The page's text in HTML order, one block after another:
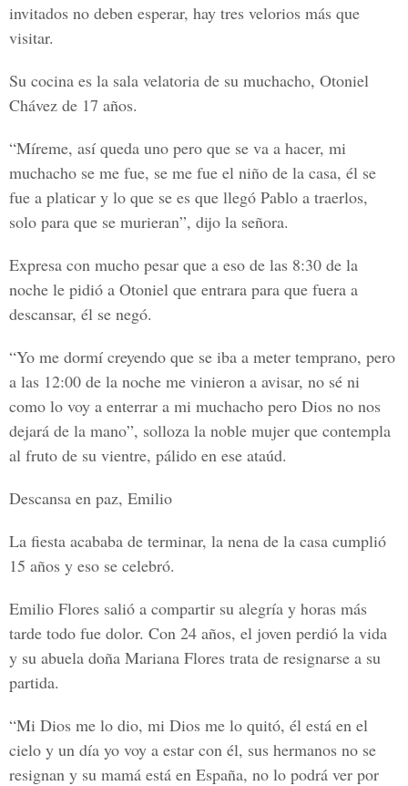
invitados no deben esperar, hay tres velorios más que
visitar.
Su cocina es la sala velatoria de su muchacho, Otoniel
Chávez de 17 años.
“Míreme, así queda uno pero que se va a hacer, mi
muchacho se me fue, se me fue el niño de la casa, él se
fue a platicar y lo que se es que llegó Pablo a traerlos,
solo para que se murieran”, dijo la señora.
Expresa con mucho pesar que a eso de las 8:30 de la
noche le pidió a Otoniel que entrara para que fuera a
descansar, él se negó.
“Yo me dormí creyendo que se iba a meter temprano, pero
a las 12:00 de la noche me vinieron a avisar, no sé ni
como lo voy a enterrar a mi muchacho pero Dios no nos
dejará de la mano”, solloza la noble mujer que contempla
al fruto de su vientre, pálido en ese ataúd.
Descansa en paz, Emilio
La fiesta acababa de terminar, la nena de la casa cumplió
15 años y eso se celebró.
Emilio Flores salió a compartir su alegría y horas más
tarde todo fue dolor. Con 24 años, el joven perdió la vida
y su abuela doña Mariana Flores trata de resignarse a su
partida.
“Mi Dios me lo dio, mi Dios me lo quitó, él está en el
cielo y un día yo voy a estar con él, sus hermanos no se
resignan y su mamá está en España, no lo podrá ver por